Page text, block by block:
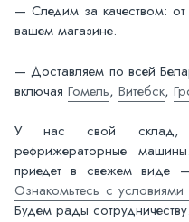
— Следим за качеством: от
вашем магазине.
— Доставляем по всей
включая Гомель, Витебск,
У нас свой склад,
рефрижераторные
приедет в свежем виде
Ознакомьтесь с условиями
Будем рады сотрудничеству.